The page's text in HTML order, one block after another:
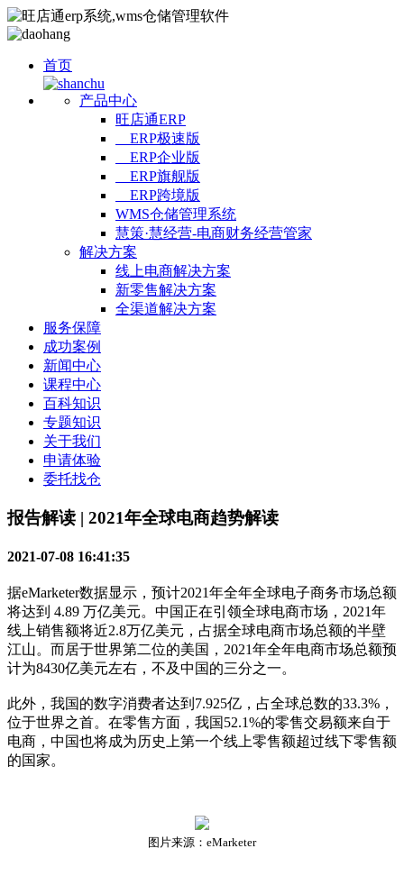
首页
产品中心
旺店通ERP
ERP极速版
ERP企业版
ERP旗舰版
ERP跨境版
WMS仓储管理系统
慧策·慧经营-电商财务经营管家
解决方案
线上电商解决方案
新零售解决方案
全渠道解决方案
服务保障
成功案例
新闻中心
课程中心
百科知识
专题知识
关于我们
申请体验
委托找仓
报告解读 | 2021年全球电商趋势解读
2021-07-08 16:41:35
据eMarketer数据显示，预计2021年全年全球电子商务市场总额
将达到 4.89 万亿美元。中国正在引领全球电商市场，2021年
线上销售额将近2.8万亿美元，占据全球电商市场总额的半壁
江山。而居于世界第二位的美国，2021年全年电商市场总额预
计为8430亿美元左右，不及中国的三分之一。
此外，我国的数字消费者达到7.925亿，占全球总数的33.3%，
位于世界之首。在零售方面，我国52.1%的零售交易额来自于
电商，中国也将成为历史上第一个线上零售额超过线下零售额
的国家。
图片来源：eMarketer